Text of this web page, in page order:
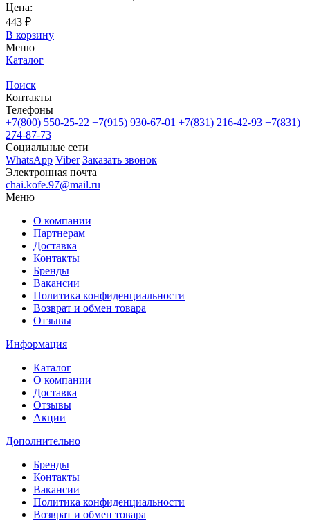
Цена:
443 ₽
В корзину
Меню
Каталог
Поиск
Контакты
Телефоны
+7(800) 550-25-22 +7(915) 930-67-01 +7(831) 216-42-93 +7(831)
274-87-73
Социальные сети
WhatsApp Viber Заказать звонок
Электронная почта
chai.kofe.97@mail.ru
Меню
О компании
Партнерам
Доставка
Контакты
Бренды
Вакансии
Политика конфиденциальности
Возврат и обмен товара
Отзывы
Информация
Каталог
О компании
Доставка
Отзывы
Акции
Дополнительно
Бренды
Контакты
Вакансии
Политика конфиденциальности
Возврат и обмен товара